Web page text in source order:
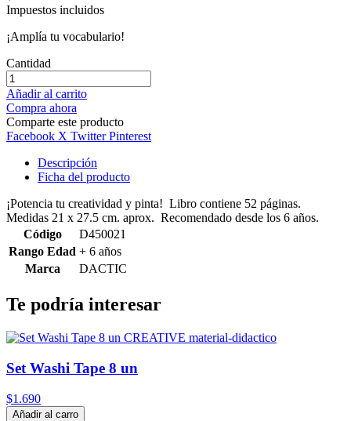
Impuestos incluidos
¡Amplía tu vocabulario!
Cantidad
Añadir al carrito
Compra ahora
Comparte este producto
Facebook X Twitter Pinterest
Descripción
Ficha del producto
¡Potencia tu creatividad y pinta! Libro contiene 52 páginas.
Medidas 21 x 27.5 cm. aprox. Recomendado desde los 6 años.
Código
D450021
Rango Edad + 6 años
Marca
DACTIC
Te podría interesar
Set Washi Tape 8 un
$1.690
Añadir al carro